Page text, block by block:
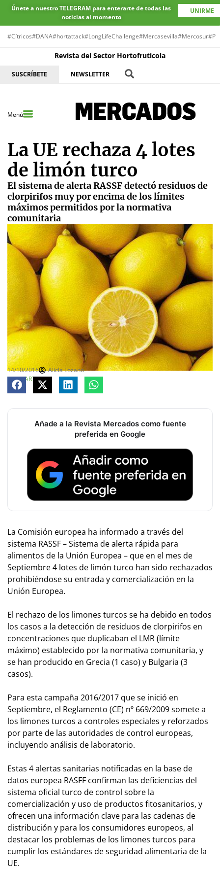
Únete a nuestro TELEGRAM para enterarte de todas las
noticias al momento
UNIRME
#Cítricos#DANA#hortattack#LongLifeChallenge#Mercasevilla#Mercosur
Revista del Sector Hortofrutícola
SUSCRÍBETE NEWSLETTER
Menú
La UE rechaza 4 lotes
de limón turco
El sistema de alerta RASSF detectó residuos de
clorpirifos muy por encima de los límites
máximos permitidos por la normativa
comunitaria
14/10/2016
Alicia Lozano
COMPARTE
Añade a la Revista Mercados como fuente
preferida en Google
La Comisión europea ha informado a través del
sistema RASSF – Sistema de alerta rápida para
alimentos de la Unión Europea – que en el mes de
Septiembre 4 lotes de limón turco han sido rechazados
prohibiéndose su entrada y comercialización en la
Unión Europea.
El rechazo de los limones turcos se ha debido en todos
los casos a la detección de residuos de clorpirifos en
concentraciones que duplicaban el LMR (límite
máximo) establecido por la normativa comunitaria, y
se han producido en Grecia (1 caso) y Bulgaria (3
casos).
Para esta campaña 2016/2017 que se inició en
Septiembre, el Reglamento (CE) nº 669/2009 somete a
los limones turcos a controles especiales y reforzados
por parte de las autoridades de control europeas,
incluyendo análisis de laboratorio.
Estas 4 alertas sanitarias notificadas en la base de
datos europea RASFF confirman las deficiencias del
sistema oficial turco de control sobre la
comercialización y uso de productos fitosanitarios, y
ofrecen una información clave para las cadenas de
distribución y para los consumidores europeos, al
destacar los problemas de los limones turcos para
cumplir los estándares de seguridad alimentaria de la
UE.